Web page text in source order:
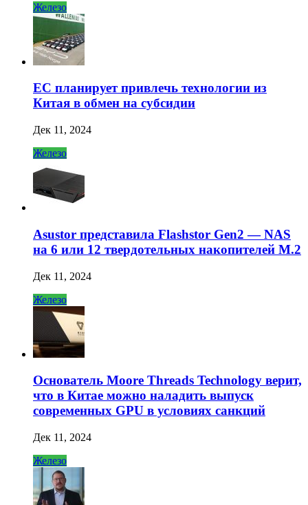
Железо
ЕС планирует привлечь технологии из
Китая в обмен на субсидии
Дек 11, 2024
Железо
Asustor представила Flashstor Gen2 — NAS
на 6 или 12 твердотельных накопителей M.2
Дек 11, 2024
Железо
Основатель Moore Threads Technology верит,
что в Китае можно наладить выпуск
современных GPU в условиях санкций
Дек 11, 2024
Железо